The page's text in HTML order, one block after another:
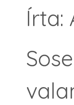
Írta: